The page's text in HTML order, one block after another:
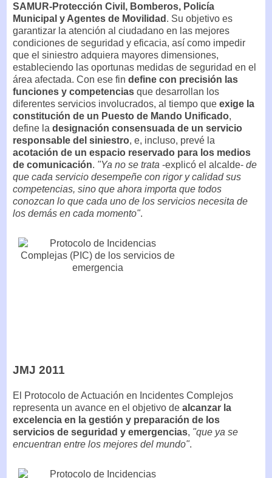
SAMUR-Protección Civil, Bomberos, Policía
Municipal y Agentes de Movilidad . Su objetivo es
garantizar la atención al ciudadano en las mejores
condiciones de seguridad y eficacia, así como impedir
que el siniestro adquiera mayores dimensiones,
estableciendo las oportunas medidas de seguridad en el
área afectada. Con ese fin define con precisión las
funciones y competencias que desarrollan los
diferentes servicios involucrados, al tiempo que exige la
constitución de un Puesto de Mando Unificado,
define la designación consensuada de un servicio
responsable del siniestro, e, incluso, prevé la
acotación de un espacio reservado para los medios
de comunicación. "Ya no se trata -explicó el alcalde- de
que cada servicio desempeñe con rigor y calidad sus
competencias, sino que ahora importa que todos
conozcan lo que cada uno de los servicios necesita de
los demás en cada momento".
JMJ 2011
El Protocolo de Actuación en Incidentes Complejos
representa un avance en el objetivo de alcanzar la
excelencia en la gestión y preparación de los
servicios de seguridad y emergencias, "que ya se
encuentran entre los mejores del mundo".